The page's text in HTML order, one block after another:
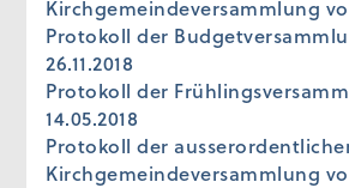
Kirchgemeindeversammlung
Protokoll der
26.11.2018
Protokoll der
14.05.2018
Protokoll der
Kirchgemeindeversammlung